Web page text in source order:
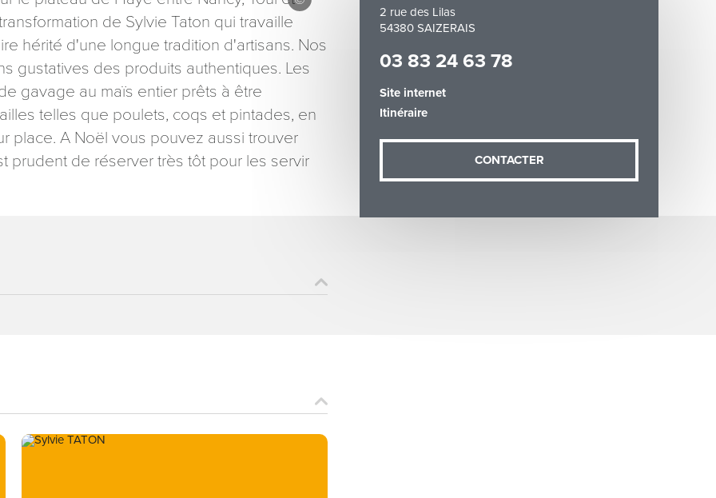
2 rue des Lilas
54380 SAIZERAIS
03 83 24 63 78
Site internet
Itinéraire
CONTACTER
de Sylvie Taton qui travaille
hérité d'une longue tradition d'artisans. Nos
gustatives des produits authentiques. Les
gavage au maïs entier prêts à être
telles que poulets, coqs et pintades, en
place. A Noël vous pouvez aussi trouver
prudent de réserver très tôt pour les servir
recueillies à partir de ce formulaire sont nécessaires au traitement de votre demande (sauf
Vous disposez d’un droit d’accès, de rectification et d’opposition aux données vous
vous pouvez exercer en adressant une demande par courriel à tourisme@departement54.fr